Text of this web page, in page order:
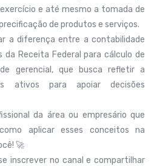
e até mesmo a tomada de
de produtos e serviços.
a diferença entre a contabilidade
da Receita Federal para cálculo de
gerencial, que busca refletir a
ativos para apoiar decisões
da área ou empresário que
aplicar esses conceitos na
🚀
inscrever no canal e compartilhar